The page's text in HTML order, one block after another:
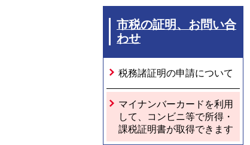
市税の証明、お問い合
わせ
税務諸証明の申請について
マイナンバーカードを利用
して、コンビニ等で所得・
課税証明書が取得できます